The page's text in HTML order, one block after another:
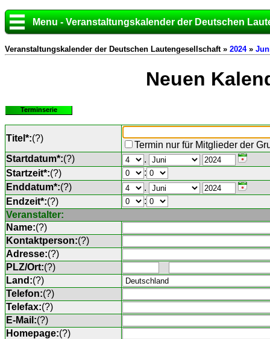
Menu - Veranstaltungskalender der Deutschen
Veranstaltungskalender der Deutschen Lautengesellschaft » 2024»
Neuen
Terminserie
Titel*:(?)
Termin nur für Mitglieder der
Startdatum*:(?)
.
Startzeit*:(?)
:
Enddatum*:(?)
.
Endzeit*:(?)
:
Veranstalter:
Name:(?)
Kontaktperson:(?)
Adresse:(?)
PLZ/Ort:(?)
Land:(?)
Telefon:(?)
Telefax:(?)
E-Mail:(?)
Homepage:(?)